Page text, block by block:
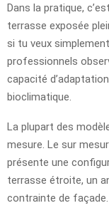
Dans la pratique,
terrasse exposée
si tu veux
professionnels
capacité
bioclimatique.
La plupart des
mesure. Le sur
présente une
terrasse étroite, un
contrainte de